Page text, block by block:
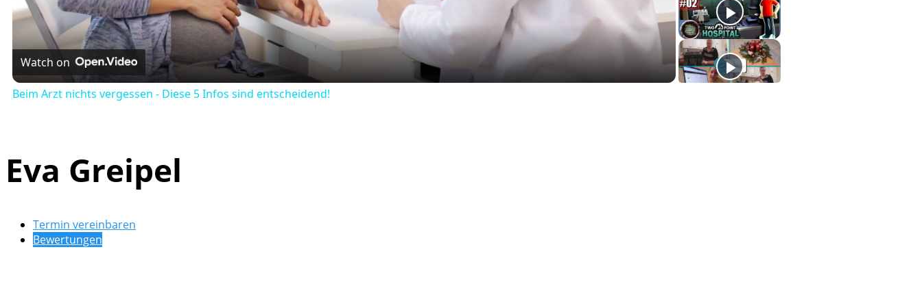
Watch on
Beim Arzt nichts vergessen - Diese 5 Infos sind entscheidend!
Eva Greipel
Termin vereinbaren
Bewertungen